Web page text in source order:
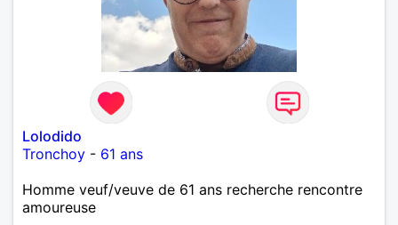
Lolodido
Tronchoy - 61 ans
Homme veuf/veuve de 61 ans recherche rencontre
amoureuse